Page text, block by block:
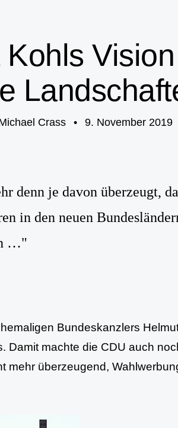
Kohls
Crass • 9. November 2019
denn je davon überzeugt,
in den neuen
…"
Bundeskanzlers
Damit machte die CDU auch
mehr überzeugend,